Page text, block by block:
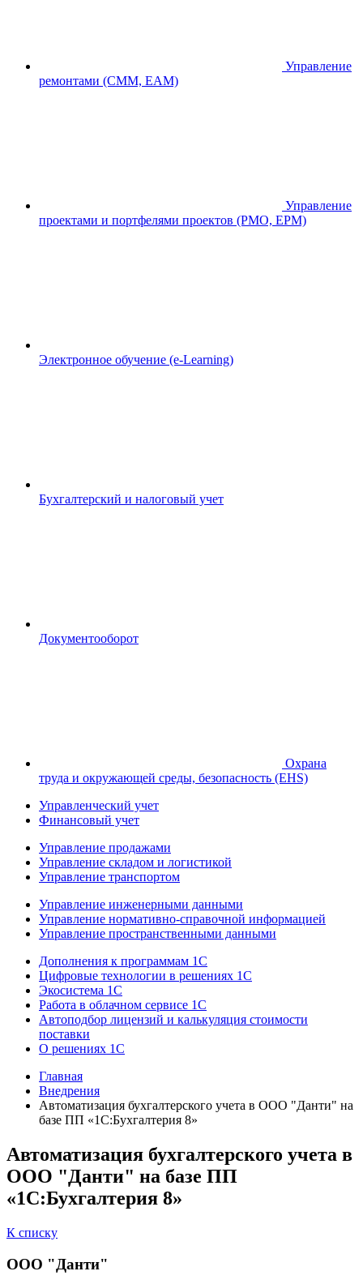
Управление
ремонтами (CMM, EAM)
Управление
проектами и портфелями проектов (PMO, EPM)
Электронное обучение (e-Learning)
Бухгалтерский и налоговый учет
Документооборот
Охрана
труда и окружающей среды, безопасность (EHS)
Управленческий учет
Финансовый учет
Управление продажами
Управление складом и логистикой
Управление транспортом
Управление инженерными данными
Управление нормативно-справочной информацией
Управление пространственными данными
Дополнения к программам 1С
Цифровые технологии в решениях 1С
Экосистема 1С
Работа в облачном сервисе 1С
Автоподбор лицензий и калькуляция стоимости
поставки
О решениях 1С
Главная
Внедрения
Автоматизация бухгалтерского учета в ООО "Данти" на
базе ПП «1С:Бухгалтерия 8»
Автоматизация бухгалтерского учета в
ООО "Данти" на базе ПП
«1С:Бухгалтерия 8»
К списку
ООО "Данти"